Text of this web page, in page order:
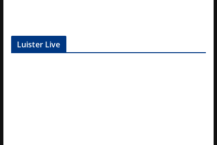
Luister Live